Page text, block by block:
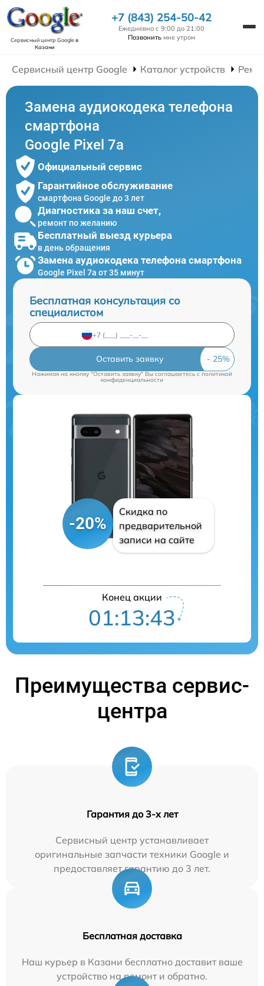
Сервисный центр Googleв
Казани
+7 (843) 254-50-42
Ежедневно с 9:00 до 21:00
Позвонить мне утром
Сервисный центр Google Каталог устройств
Замена аудиокодека телефона
смартфона
Google Pixel 7a
Официальный сервис
Гарантийное обслуживание
смартфона Google до 3 лет
Диагностика за наш счет,
ремонт по желанию
Бесплатный выезд курьера
в день обращения
Замена аудиокодека телефона смартфона
Google Pixel 7a от 35 минут
Бесплатная консультация со
специалистом
Оставить заявку
Нажимая на кнопку "Оставить заявку" Вы соглашаетесь c политикой
конфиденциальности
-20%
Скидка по
предварительной
записи на сайте
Конец акции
01:13:42
Преимущества сервис-
центра
Гарантия до 3-х лет
Сервисный центр устанавливает
оригинальные запчасти техники Google и
предоставляет гарантию до 3 лет.
Бесплатная доставка
Наш курьер в Казани бесплатно доставит ваше
устройство на ремонт и обратно.